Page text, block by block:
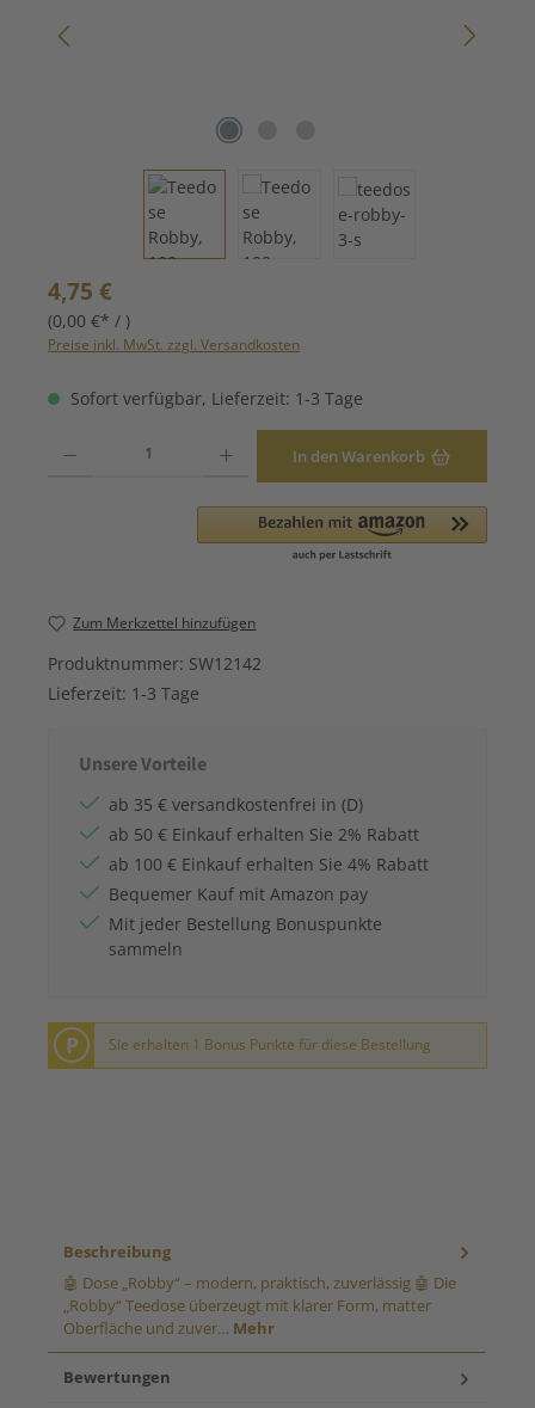
Regulärer Preis:
4,75 €
(0,00 €* / )
Preise inkl. MwSt. zzgl. Versandkosten
Sofort verfügbar, Lieferzeit: 1-3 Tage
In den Warenkorb
Zum Merkzettel hinzufügen
Produktnummer: SW12142
Lieferzeit: 1-3 Tage
Unsere Vorteile
ab 35 € versandkostenfrei in (D)
ab 50 € Einkauf erhalten Sie 2% Rabatt
ab 100 € Einkauf erhalten Sie 4% Rabatt
Bequemer Kauf mit Amazon pay
Mit jeder Bestellung Bonuspunkte
sammeln
P Sie erhalten 1 Bonus Punkte für diese Bestellung
Beschreibung
🤖 Dose „Robby“ – modern, praktisch, zuverlässig 🤖 Die
„Robby“ Teedose überzeugt mit klarer Form, matter
Oberfläche und zuver… Mehr
Bewertungen